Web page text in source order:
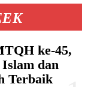
ke-45,
dan
Terbaik